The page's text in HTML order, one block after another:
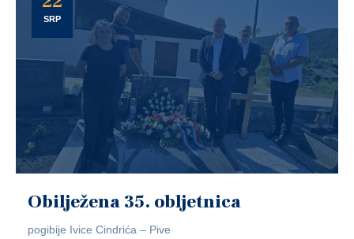
SRP
Obilježena 35. obljetnica
pogibije Ivice Cindrića – Pive